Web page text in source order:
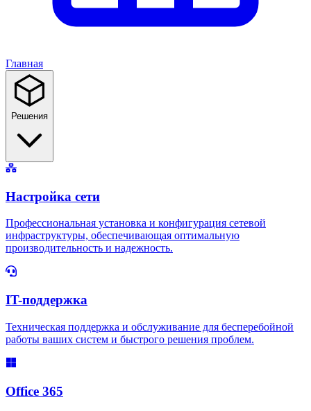
Главная
Решения
Настройка сети
Профессиональная установка и конфигурация сетевой
инфраструктуры, обеспечивающая оптимальную
производительность и надежность.
IT-поддержка
Техническая поддержка и обслуживание для бесперебойной
работы ваших систем и быстрого решения проблем.
Office 365